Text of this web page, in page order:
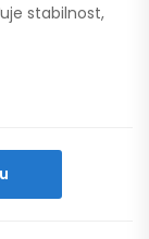
stabilnost,